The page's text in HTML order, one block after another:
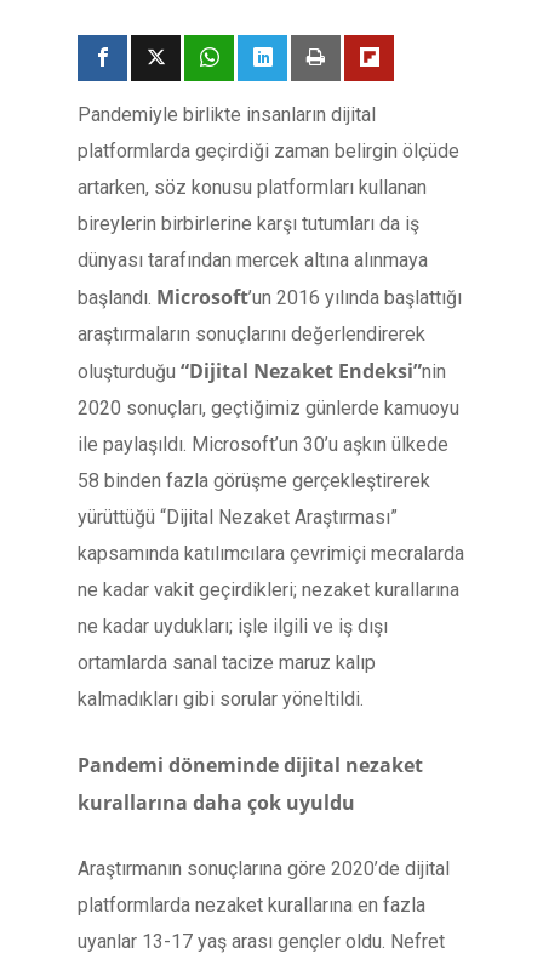
Pandemiyle birlikte insanların dijital
platformlarda geçirdiği zaman belirgin ölçüde
artarken, söz konusu platformları kullanan
bireylerin birbirlerine karşı tutumları da iş
dünyası tarafından mercek altına alınmaya
başlandı. Microsoft’un 2016 yılında başlattığı
araştırmaların sonuçlarını değerlendirerek
oluşturduğu “Dijital Nezaket Endeksi”nin
2020 sonuçları, geçtiğimiz günlerde kamuoyu
ile paylaşıldı. Microsoft’un 30’u aşkın ülkede
58 binden fazla görüşme gerçekleştirerek
yürüttüğü “Dijital Nezaket Araştırması”
kapsamında katılımcılara çevrimiçi mecralarda
ne kadar vakit geçirdikleri; nezaket kurallarına
ne kadar uydukları; işle ilgili ve iş dışı
ortamlarda sanal tacize maruz kalıp
kalmadıkları gibi sorular yöneltildi.
Pandemi döneminde dijital nezaket
kurallarına daha çok uyuldu
Araştırmanın sonuçlarına göre 2020’de dijital
platformlarda nezaket kurallarına en fazla
uyanlar 13-17 yaş arası gençler oldu. Nefret